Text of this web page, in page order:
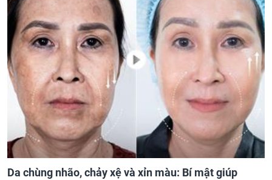
Da chùng nhão, chảy xệ và xỉn màu: Bí mật giúp